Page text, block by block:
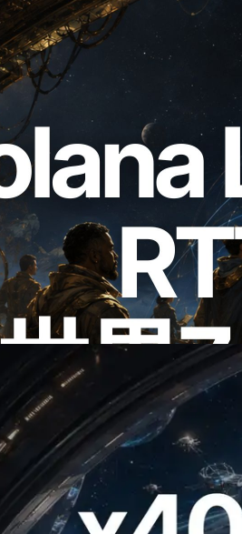
Slot APIを世界7
計測に拡張—
APIも公開